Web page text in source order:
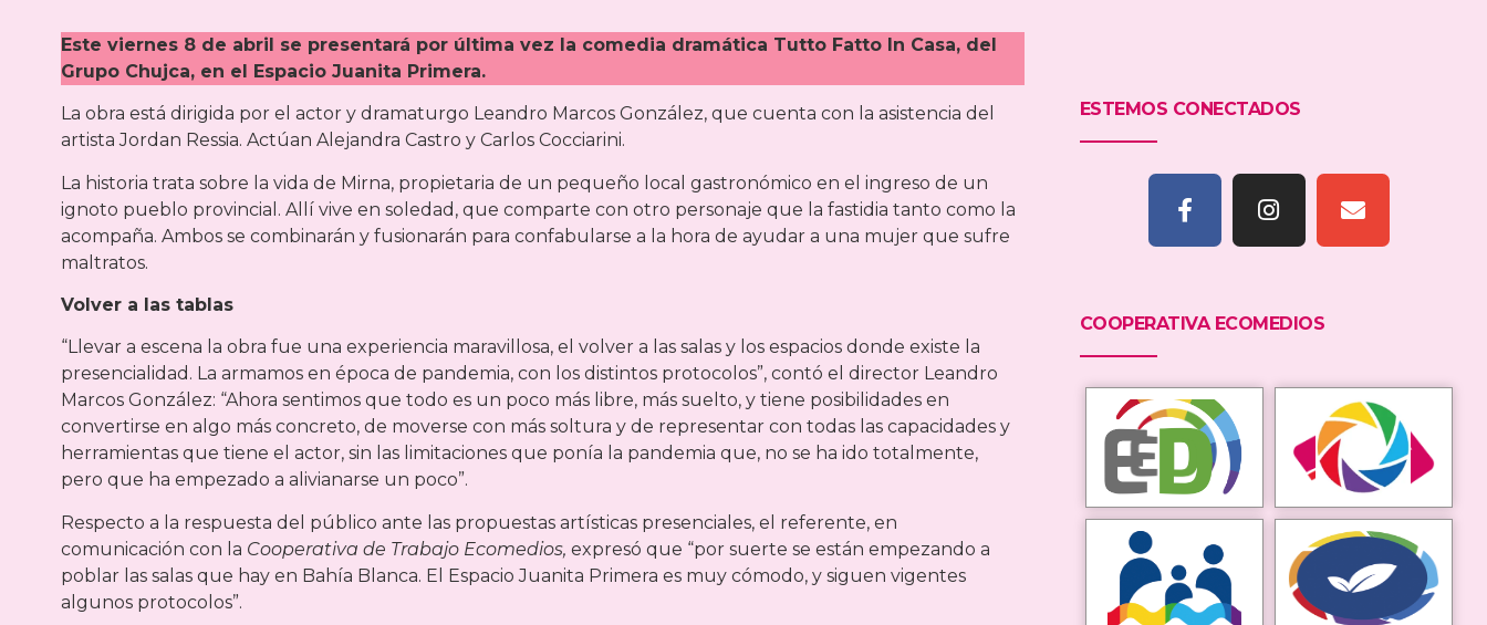
Este viernes 8 de abril se presentará por última vez la comedia dramática Tutto Fatto In Casa, del
Grupo Chujca, en el Espacio Juanita Primera.
La obra está dirigida por el actor y dramaturgo Leandro Marcos González, que cuenta con la asistencia del
artista Jordan Ressia. Actúan Alejandra Castro y Carlos Cocciarini.
La historia trata sobre la vida de Mirna, propietaria de un pequeño local gastronómico en el ingreso de un
ignoto pueblo provincial. Allí vive en soledad, que comparte con otro personaje que la fastidia tanto como la
acompaña. Ambos se combinarán y fusionarán para confabularse a la hora de ayudar a una mujer que sufre
maltratos.
Volver a las tablas
“Llevar a escena la obra fue una experiencia maravillosa, el volver a las salas y los espacios donde existe la
presencialidad. La armamos en época de pandemia, con los distintos protocolos”, contó el director Leandro
Marcos González: “Ahora sentimos que todo es un poco más libre, más suelto, y tiene posibilidades en
convertirse en algo más concreto, de moverse con más soltura y de representar con todas las capacidades y
herramientas que tiene el actor, sin las limitaciones que ponía la pandemia que, no se ha ido totalmente,
pero que ha empezado a alivianarse un poco”.
Respecto a la respuesta del público ante las propuestas artísticas presenciales, el referente, en
comunicación con la Cooperativa de Trabajo Ecomedios, expresó que “por suerte se están empezando a
poblar las salas que hay en Bahía Blanca. El Espacio Juanita Primera es muy cómodo, y siguen vigentes
algunos protocolos”.
ESTEMOS CONECTADOS
COOPERATIVA ECOMEDIOS